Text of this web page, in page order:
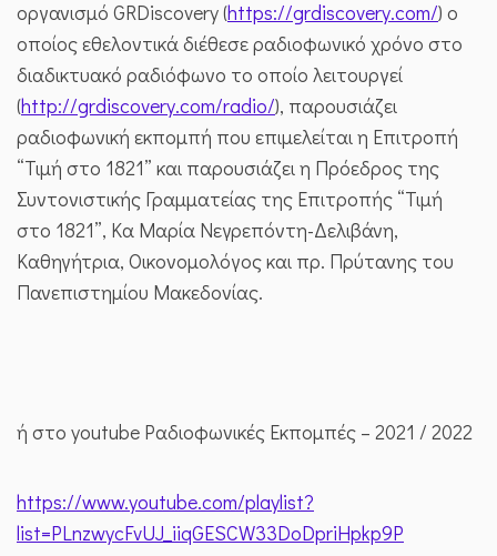
οργανισμό GRDiscovery (https://grdiscovery.com/) ο
οποίος εθελοντικά διέθεσε ραδιοφωνικό χρόνο στο
διαδικτυακό ραδιόφωνο το οποίο λειτουργεί
(http://grdiscovery.com/radio/), παρουσιάζει
ραδιοφωνική εκπομπή που επιμελείται η Επιτροπή
“Τιμή στο 1821” και παρουσιάζει η Πρόεδρος της
Συντονιστικής Γραμματείας της Επιτροπής “Τιμή
στο 1821”, Κα Μαρία Νεγρεπόντη-Δελιβάνη,
Καθηγήτρια, Οικονομολόγος και πρ. Πρύτανης του
Πανεπιστημίου Μακεδονίας.
ή στο youtube Ραδιοφωνικές Εκπομπές – 2021 / 2022
https://www.youtube.com/playlist?
list=PLnzwycFvUJ_iiqGESCW33DoDpriHpkp9P